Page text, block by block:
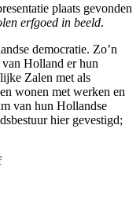
plaats gevonden
erfgoed in beeld.
democratie. Zo’n
Holland er hun
Zalen met als
wonen met werken en
van hun Hollandse
hier gevestigd;